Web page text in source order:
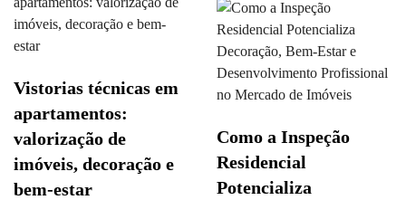
Vistorias técnicas em
apartamentos:
valorização de
imóveis, decoração e
bem-estar
Como a Inspeção
Residencial
Potencializa